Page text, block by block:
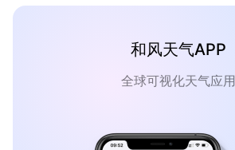
和风天气APP
全球可视化天气应用